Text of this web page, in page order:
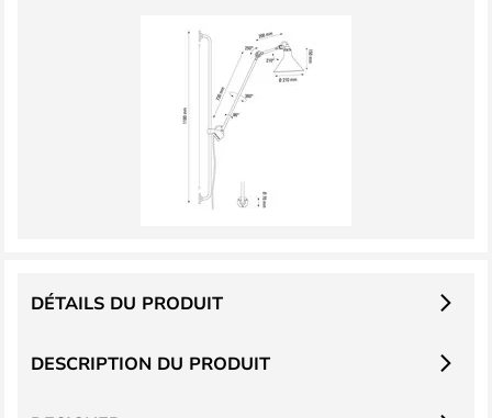
DESCRIPTION DU PRODUIT
DÉTAILS DU PRODUIT